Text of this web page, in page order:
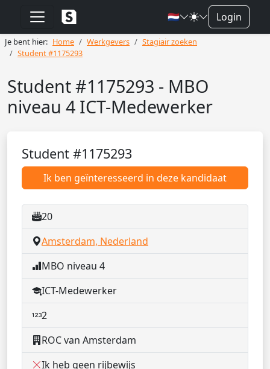
🇳🇱 Login
Je bent hier: Home Werkgevers
Stagiair zoeken
Student #1175293
Student #1175293 - MBO
niveau 4 ICT-Medewerker
Student #1175293
Ik ben geïnteresseerd in deze kandidaat
20
Amsterdam, Nederland
MBO niveau 4
ICT-Medewerker
2
ROC van Amsterdam
Ik heb geen rijbewijs